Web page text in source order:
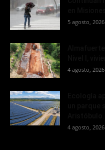
5 agosto, 2026
4 agosto, 2026
4 agosto, 2026